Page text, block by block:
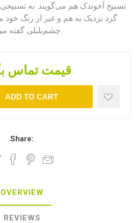
تسبیح آخوندک هم می‌گویند. به
گرد نزدیک به هم و غیر از رنگ خود
قیمت تماس
ADD TO CART
Share:
OVERVIEW
REVIEWS